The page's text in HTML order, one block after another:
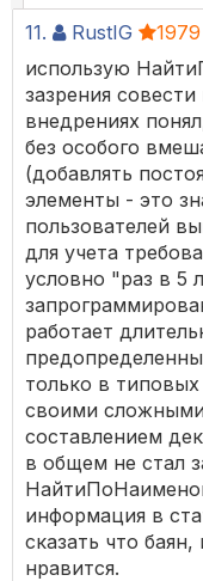
11. RustIG 1979
использую
зазрения
внедрениях
без особого
(добавлять
элементы - это
пользователей
для учета
условно "раз в 5
работает
только в
своими
составлением
в общем не стал
информация в
сказать что
нравится.